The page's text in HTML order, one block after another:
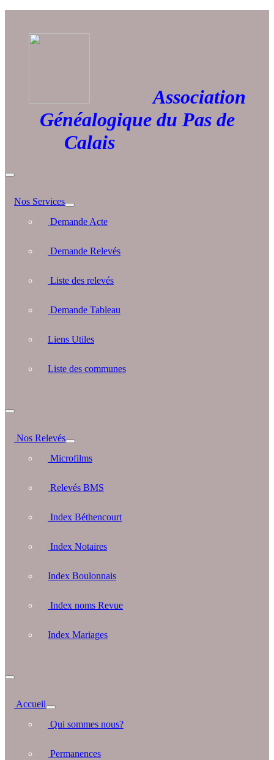
Association
Généalogique du Pas de
Calais
Nos Services
Demande Acte
Demande Relevés
Liste des relevés
Demande Tableau
Liens Utiles
Liste des communes
Nos Relevés
Microfilms
Relevés BMS
Index Béthencourt
Index Notaires
Index Boulonnais
Index noms Revue
Index Mariages
Accueil
Qui sommes nous?
Permanences